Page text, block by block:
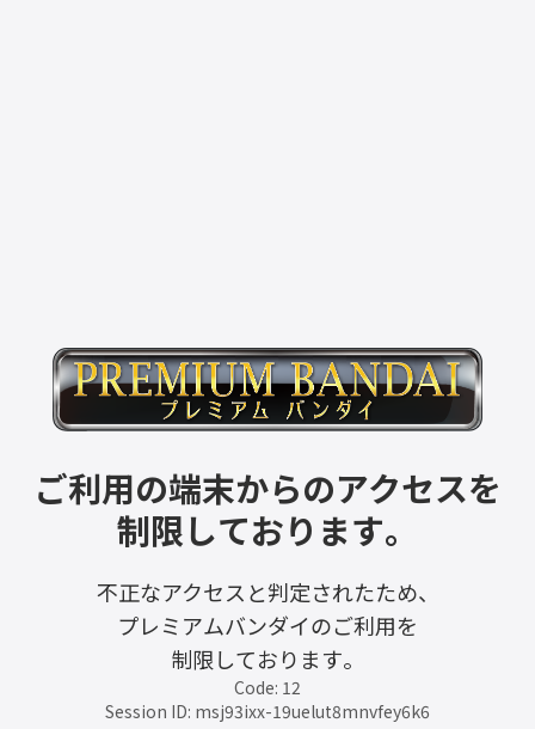
ご利用の端末からのアクセスを
制限しております。
不正なアクセスと判定されたため、
プレミアムバンダイのご利用を
制限しております。
Code: 12
Session ID: msj93ixx-19uelut8mnvfey6k6